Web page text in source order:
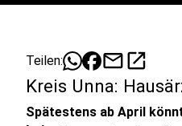
Teilen: mailopen_in_new
Kreis Unna:
Spätestens ab April